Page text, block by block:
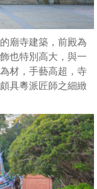
別
高
迥
三
川
殿
廟寺建築，前殿為
也特別高大，與一
材，手藝高超，寺
具粵派匠師之細緻